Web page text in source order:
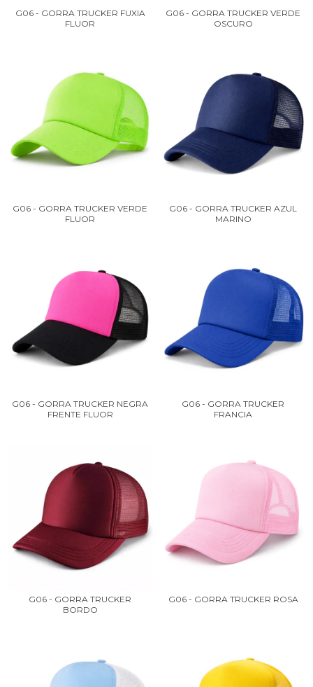
G06 - GORRA TRUCKER FUXIA
FLUOR
G06 - GORRA TRUCKER VERDE
OSCURO
G06 - GORRA TRUCKER VERDE
FLUOR
G06 - GORRA TRUCKER AZUL
MARINO
G06 - GORRA TRUCKER NEGRA
FRENTE FLUOR
G06 - GORRA TRUCKER
FRANCIA
G06 - GORRA TRUCKER
BORDO
G06 - GORRA TRUCKER ROSA